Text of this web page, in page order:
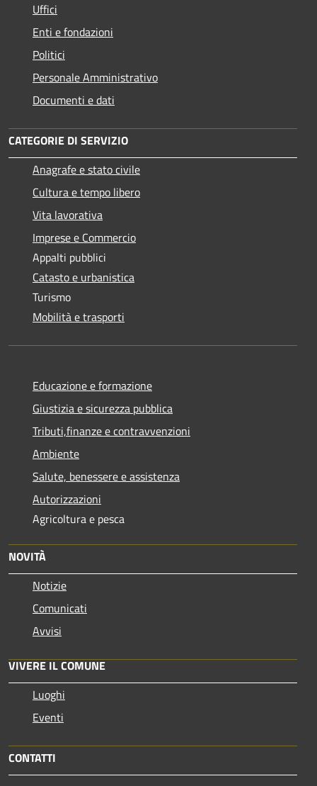
Uffici
Enti e fondazioni
Politici
Personale Amministrativo
Documenti e dati
CATEGORIE DI SERVIZIO
Anagrafe e stato civile
Cultura e tempo libero
Vita lavorativa
Imprese e Commercio
Appalti pubblici
Catasto e urbanistica
Turismo
Mobilità e trasporti
Educazione e formazione
Giustizia e sicurezza pubblica
Tributi,finanze e contravvenzioni
Ambiente
Salute, benessere e assistenza
Autorizzazioni
Agricoltura e pesca
NOVITÀ
Notizie
Comunicati
Avvisi
VIVERE IL COMUNE
Luoghi
Eventi
CONTATTI